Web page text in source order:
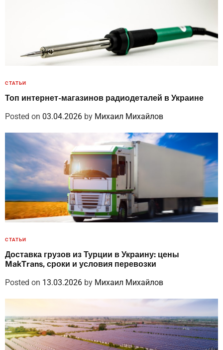
СТАТЬИ
Топ интернет-магазинов радиодеталей в Украине
Posted on 03.04.2026 by Михаил Михайлов
СТАТЬИ
Доставка грузов из Турции в Украину: цены
MakTrans, сроки и условия перевозки
Posted on 13.03.2026 by Михаил Михайлов